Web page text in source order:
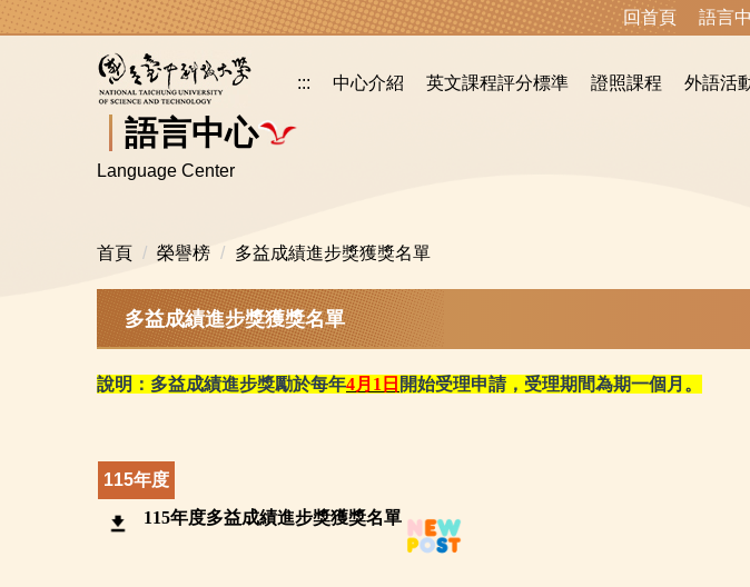
跳
語言中心
Language Center
回首頁 語言
::: 中心介紹 英文課程評分標準 證照課程 外語活
首頁 榮譽榜 多益成績進步獎獲獎名單
多益成績進步獎獲獎名單
說明：多益成績進步獎勵於每年4月1日 開始受理申請 ，受理期間為期一個月。
115年度
115年度多益成績進步獎獲獎名單